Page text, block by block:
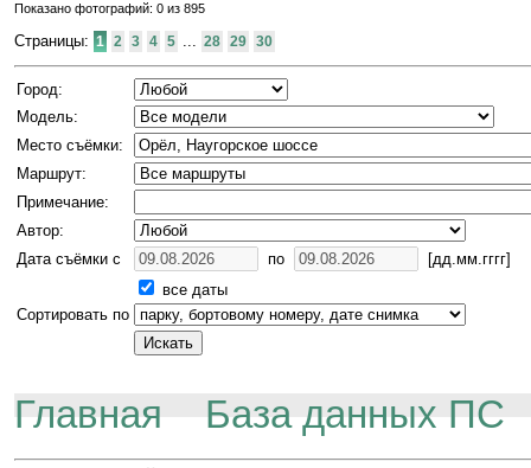
Показано фотографий: 0 из 895
Страницы: 1 2 3 4 5 28 29 30
Город:
Модель:
Место съёмки:
Маршрут:
Примечание:
Автор:
Дата съёмки с
по
[дд.мм.гггг]
все даты
Сортировать по
Главная База данных ПС